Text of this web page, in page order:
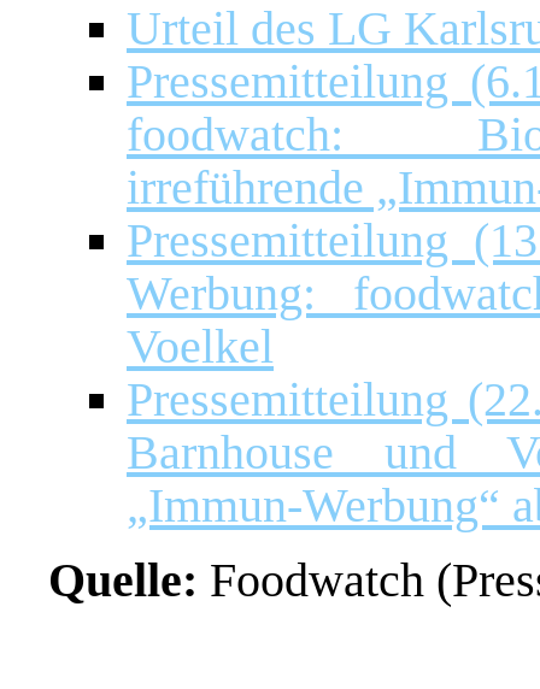
Urteil des LG
Pressemitteilung
foodwatch:
irreführende
Pressemitteilung
Werbung:
Voelkel
Pressemitteilung
Barnhouse und
„Immun-Werbung“
Quelle: Foodwatch